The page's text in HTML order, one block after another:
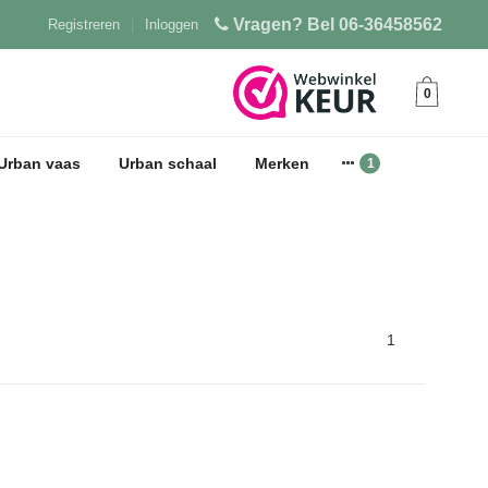
Vragen? Bel 06-36458562
Inloggen
Registreren
0
vaas Urban schaal Merken
1